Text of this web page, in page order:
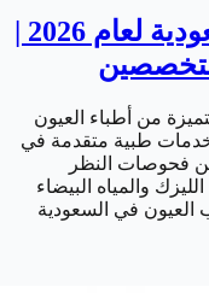
أفضل أطباء العيون في السعودية لعام 2026 |
من أطباء العيون
خدمات طبية متقدمة في
فحوصات النظر
والمياه البيضاء
في السعودية